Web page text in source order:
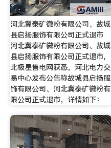
河北冀泰矿微粉有限公司、故城
县启扬服饰有限公司正式退市
河北冀泰矿微粉有限公司、故城
县启扬服饰有限公司正式退市,
北极星售电网获悉，河北电力交
易中心发布公告称故城县启扬服
饰有限公司、河北冀泰矿微粉有
限公司正式退市，详情如下：